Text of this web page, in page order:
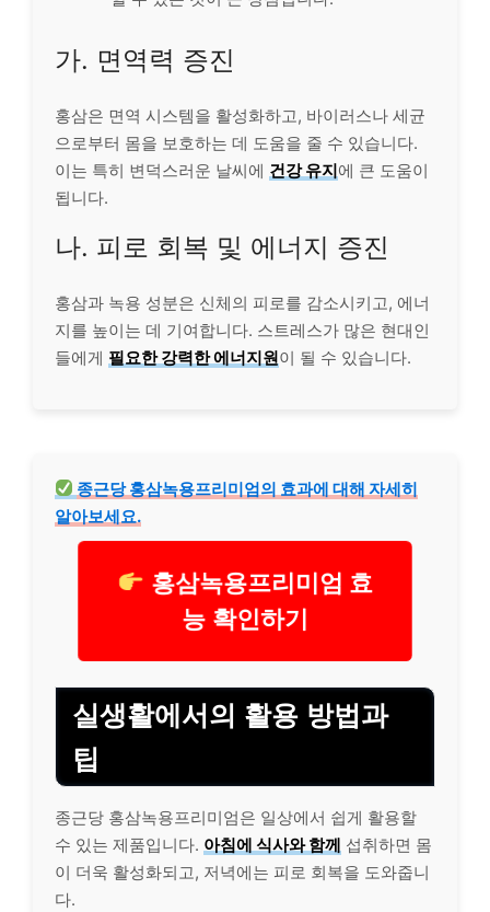
가. 면역력 증진
홍삼은 면역 시스템을 활성화하고, 바이러스나 세균
으로부터 몸을 보호하는 데 도움을 줄 수 있습니다.
이는 특히 변덕스러운 날씨에 건강 유지에 큰 도움이
됩니다.
나. 피로 회복 및 에너지 증진
홍삼과 녹용 성분은 신체의 피로를 감소시키고, 에너
지를 높이는 데 기여합니다. 스트레스가 많은 현대인
들에게 필요한 강력한 에너지원이 될 수 있습니다.
종근당 홍삼녹용프리미엄의 효과에 대해 자세히
알아보세요.
홍삼녹용프리미엄 효
능 확인하기
실생활에서의 활용 방법과
팁
종근당 홍삼녹용프리미엄은 일상에서 쉽게 활용할
수 있는 제품입니다. 아침에 식사와 함께 섭취하면 몸
이 더욱 활성화되고, 저녁에는 피로 회복을 도와줍니
다.